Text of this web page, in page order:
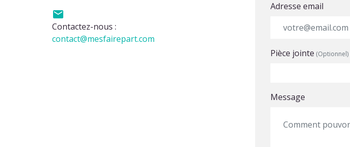

Contactez-nous :
contact@mesfairepart.com
Adresse email
Pièce jointe (Optionnel)
Message